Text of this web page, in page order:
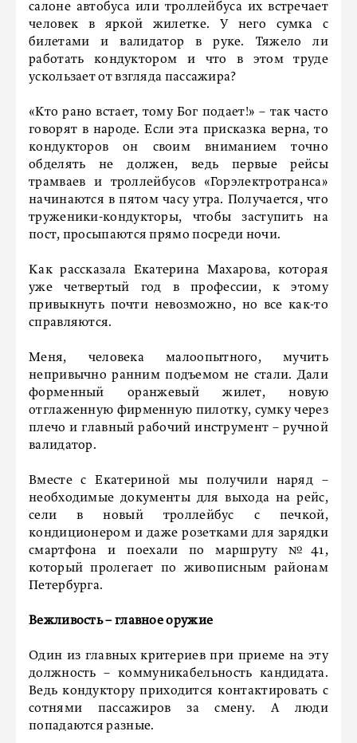
салоне автобуса или троллейбуса их встречает
человек в яркой жилетке. У него сумка с
билетами и валидатор в руке. Тяжело ли
работать кондуктором и что в этом труде
ускользает от взгляда пассажира?
«Кто рано встает, тому Бог подает!» – так часто
говорят в народе. Если эта присказка верна, то
кондукторов он своим вниманием точно
обделять не должен, ведь первые рейсы
трамваев и троллейбусов «Горэлектротранса»
начинаются в пятом часу утра. Получается, что
труженики-кондукторы, чтобы заступить на
пост, просыпаются прямо посреди ночи.
Как рассказала Екатерина Махарова, которая
уже четвертый год в профессии, к этому
привыкнуть почти невозможно, но все как-то
справляются.
Меня, человека малоопытного, мучить
непривычно ранним подъемом не стали. Дали
форменный оранжевый жилет, новую
отглаженную фирменную пилотку, сумку через
плечо и главный рабочий инструмент – ручной
валидатор.
Вместе с Екатериной мы получили наряд –
необходимые документы для выхода на рейс,
сели в новый троллейбус с печкой,
кондиционером и даже розетками для зарядки
смартфона и поехали по маршруту №41,
который пролегает по живописным районам
Петербурга.
Вежливость – главное оружие
Один из главных критериев при приеме на эту
должность – коммуникабельность кандидата.
Ведь кондуктору приходится контактировать с
сотнями пассажиров за смену. А люди
попадаются разные.